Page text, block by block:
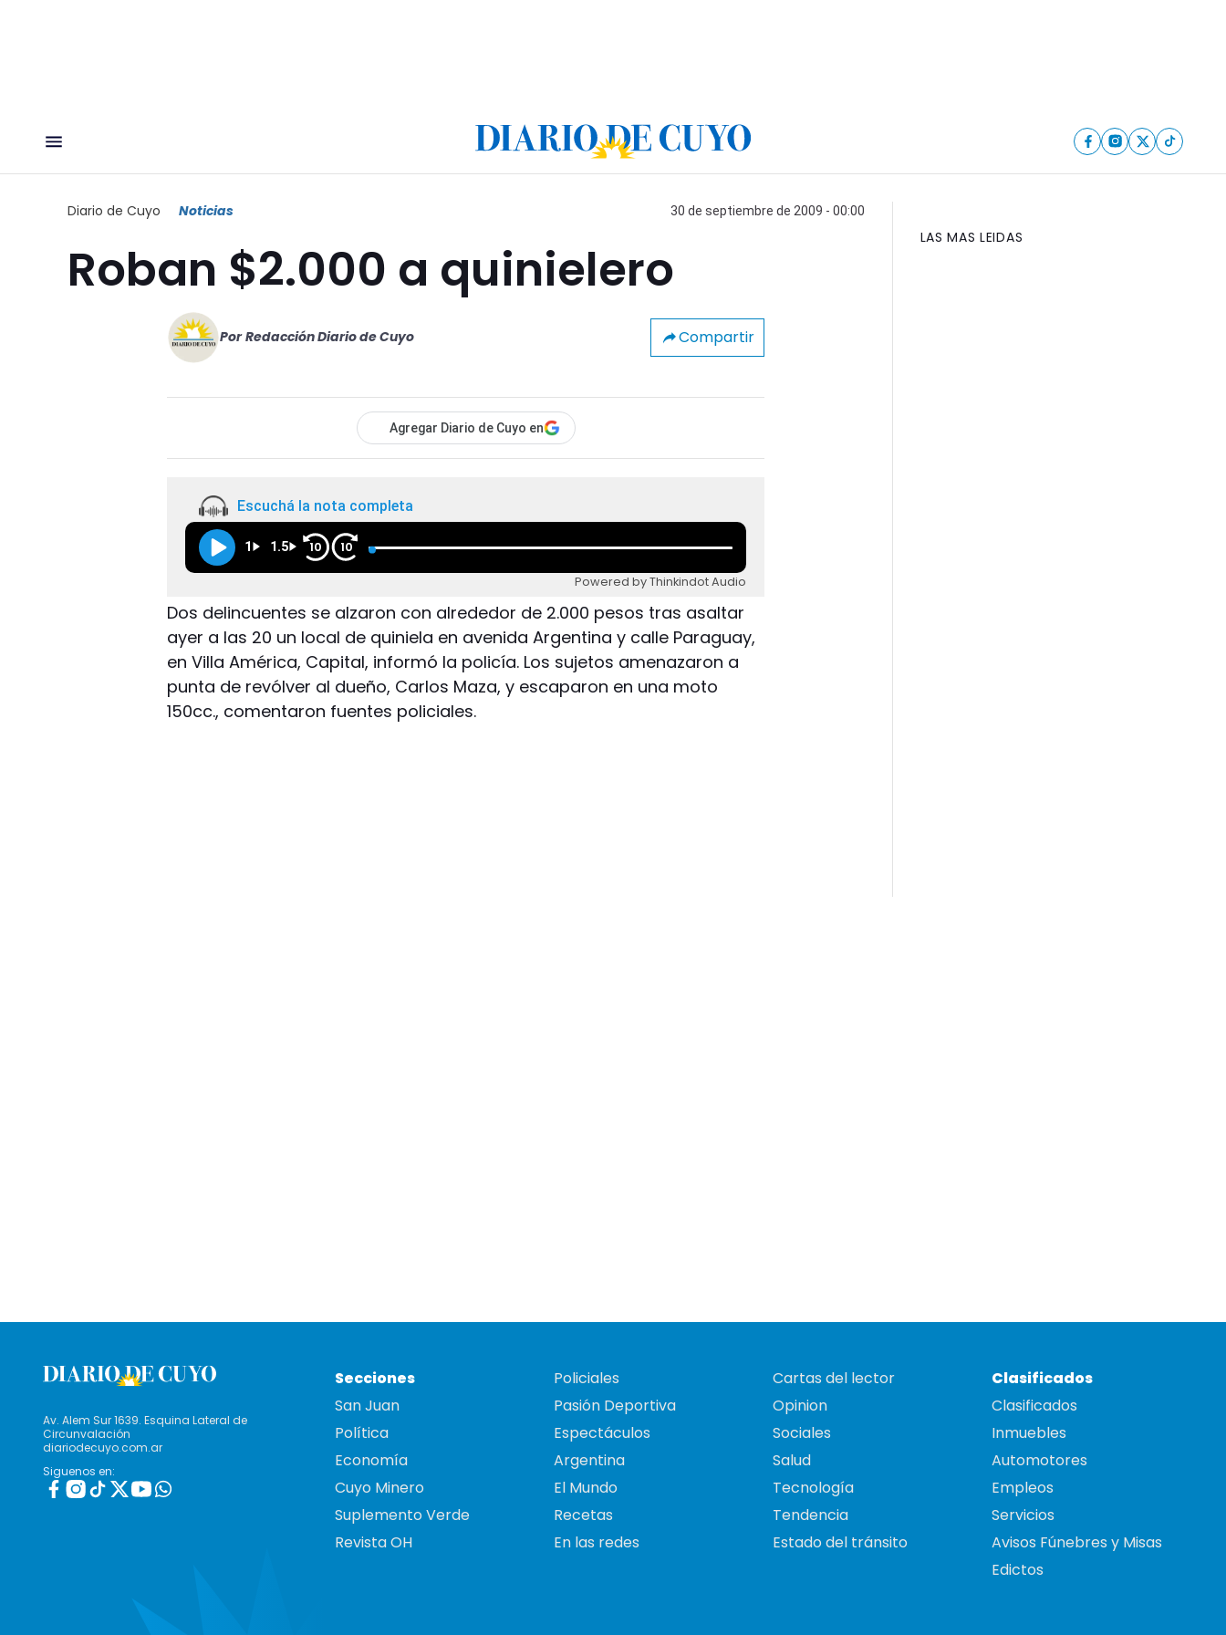
Diario de Cuyo Noticias 30 de septiembre de 2009 - 00:00
Roban $2.000 a quinielero
Por Redacción Diario de Cuyo Compartir
Agregar Diario de Cuyo en
Escuchá la nota completa
1 1.5 10 10
Powered by Thinkindot Audio
Dos delincuentes se alzaron con alrededor de 2.000 pesos tras asaltar
ayer a las 20 un local de quiniela en avenida Argentina y calle Paraguay,
en Villa América, Capital, informó la policía. Los sujetos amenazaron a
punta de revólver al dueño, Carlos Maza, y escaparon en una moto
150cc., comentaron fuentes policiales.
LAS MAS LEIDAS
Av. Alem Sur 1639. Esquina Lateral de
Circunvalación
diariodecuyo.com.ar
Siguenos en:
Secciones
San Juan
Política
Economía
Cuyo Minero
Suplemento Verde
Revista OH
Policiales
Pasión Deportiva
Espectáculos
Argentina
El Mundo
Recetas
En las redes
Cartas del lector
Opinion
Sociales
Salud
Tecnología
Tendencia
Estado del tránsito
Clasificados
Clasificados
Inmuebles
Automotores
Empleos
Servicios
Avisos Fúnebres y Misas
Edictos